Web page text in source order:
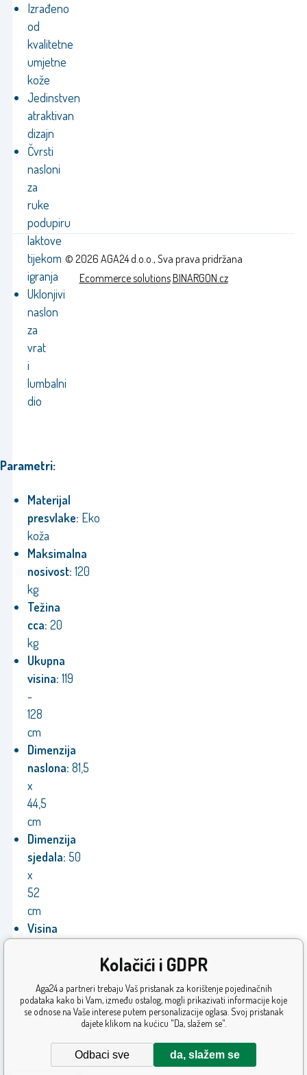
Izrađeno
od
kvalitetne
umjetne
kože
Jedinstven
atraktivan
dizajn
Čvrsti
nasloni
za
ruke
podupiru
laktove
tijekom
igranja
Uklonjivi
naslon
za
vrat
i
lumbalni
dio
Parametri:
Materijal
presvlake: Eko
koža
Maksimalna
nosivost: 120
kg
Težina
cca: 20
kg
Ukupna
visina: 119
-
128
cm
Dimenzija
naslona: 81,5
x
44,5
cm
Dimenzija
sjedala: 50
x
52
cm
Visina
53
cm
Jamstvo: 24
© 2026 AGA24 d.o.o., Sva prava pridržana
Ecommerce solutionsBINARGON.cz
Kolačići i GDPR
Aga24 a partneri trebaju Vaš pristanak za korištenje pojedinačnih
podataka kako bi Vam, između ostalog, mogli prikazivati informacije koje
se odnose na Vaše interese putem personalizacije oglasa. Svoj pristanak
dajete klikom na kućicu "Da, slažem se".
Odbaci sve da, slažem se